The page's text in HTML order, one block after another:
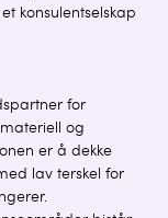
konsulentselskap
for
og
er å dekke
lav terskel for